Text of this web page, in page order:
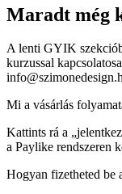
Maradt még
A lenti GYIK
kurzussal
Mi a vásárlás
Kattints rá a
a Paylike rendszeren
Hogyan fizetheted be